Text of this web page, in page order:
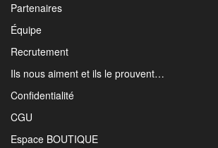
Partenaires
Équipe
Recrutement
Ils nous aiment et ils le prouvent…
Confidentialité
CGU
Espace BOUTIQUE